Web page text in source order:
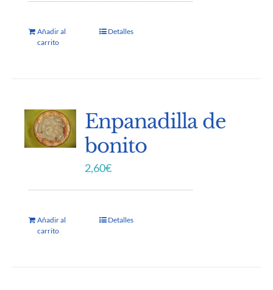
Añadir al
carrito
Detalles
Enpanadilla de
bonito
2,60€
Añadir al
carrito
Detalles